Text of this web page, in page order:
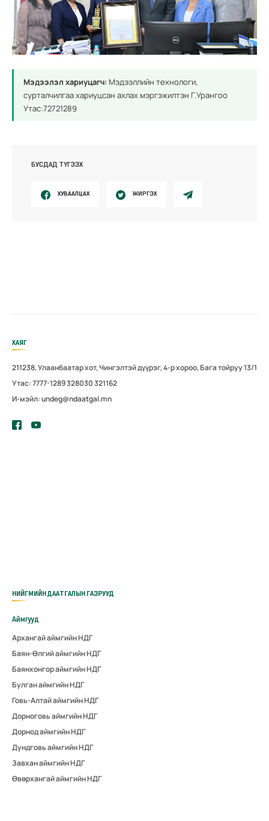
Мэдээлэл хариуцагч: Мэдээллийн технологи,
сурталчилгаа хариуцсан ахлах мэргэжилтэн Г.Урангоо
Утас:72721289
БУСДАД ТҮГЭЭХ
ХУВААЛЦАХ ЖИРГЭХ
ХАЯГ
211238, Улаанбаатар хот, Чингэлтэй дүүрэг, 4-р хороо, Бага тойруу 13/1
Утас: 7777-1289 328030 321162
И-мэйл: undeg@ndaatgal.mn
НИЙГМИЙН ДААТГАЛЫН ГАЗРУУД
Аймгууд
Архангай аймгийн НДГ
Баян-Өлгий аймгийн НДГ
Баянхонгор аймгийн НДГ
Булган аймгийн НДГ
Говь-Алтай аймгийн НДГ
Дорноговь аймгийн НДГ
Дорнод аймгийн НДГ
Дундговь аймгийн НДГ
Завхан аймгийн НДГ
Өвөрхангай аймгийн НДГ